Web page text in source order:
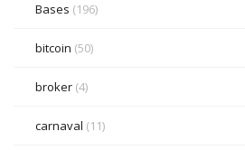
Bases (196)
bitcoin (50)
broker (4)
carnaval (11)